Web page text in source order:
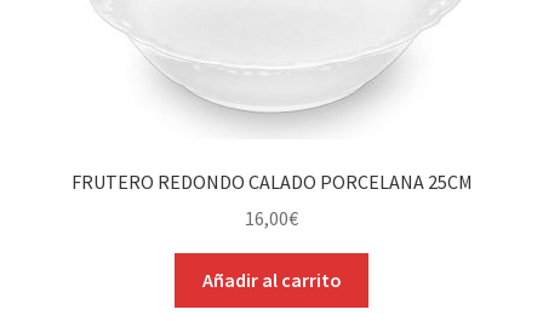
FRUTERO REDONDO CALADO PORCELANA 25CM
16,00€
Añadir al carrito